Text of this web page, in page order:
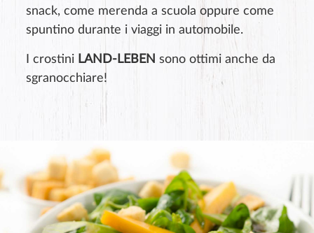
snack, come merenda a scuola oppure come
spuntino durante i viaggi in automobile.
I crostini LAND-LEBEN sono ottimi anche da
sgranocchiare!
Valutazione del prodotto